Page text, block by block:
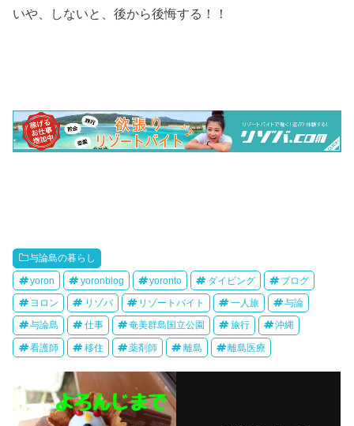
いや、しないと、後から後悔する！！
与論島の暮らし
yoron yoronblog yoronto ダイビング ブログ
ヨロン リゾバ リゾートバイト 一人旅 与論
与論島 仕事 奄美群島国立公園 旅行 沖縄
看護師 移住 薬剤師 離島 離島医療